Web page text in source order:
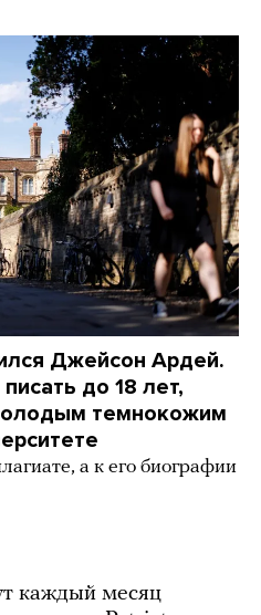
Джейсон Ардей.
до 18 лет,
темнокожим
а к его биографии
каждый месяц